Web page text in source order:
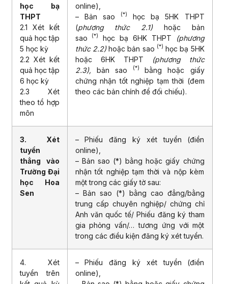
học bạ
THPT
2.1 Xét kết
quả học tập
5 học kỳ
2.2 Xét kết
quả học tập
6 học kỳ
2.3 Xét
theo tổ hợp
môn
online),
– Bản sao
(*)
học bạ 5HK THPT
(phương thức 2.1)hoặc bản
sao
(*) học bạ 6HK THPT
(phương
thức 2.2)hoặc bản sao (*) học bạ 5HK
hoặc 6HK THPT
(phương thức
2.3), bản sao (*)bằng hoặc giấy
chứng nhận tốt nghiệp tạm thời (đem
theo các bản chính để đối chiếu).
3. Xét
tuyển
thẳng vào
Trường Đại
học Hoa
Sen
– Phiếu đăng ký xét tuyển (điền
online),
– Bản sao (*) bằng hoặc giấy chứng
nhận tốt nghiệp tạm thời và nộp kèm
một trong các giấy tờ sau:
– Bản sao (*) bằng cao đẳng/bằng
trung cấp chuyên nghiệp/ chứng chỉ
Anh văn quốc tế/ Phiếu đăng ký tham
gia phỏng vấn/… tương ứng với một
trong các điều kiện đăng ký xét tuyển.
4. Xét
tuyển trên
– Phiếu đăng ký xét tuyển (điền
online),